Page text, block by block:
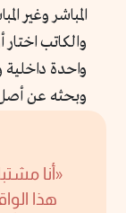
المباشر وغير
والكاتب
واحدة
وبحثه عن أصل
«أنا
هذا